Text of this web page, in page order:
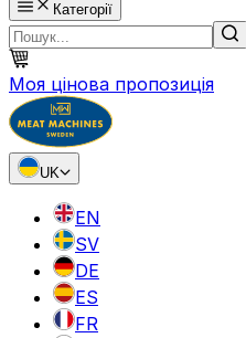
Категорії
Моя цінова пропозиція
UK
EN
SV
DE
ES
FR